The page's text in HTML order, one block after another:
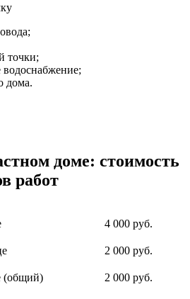
точки;
водоснабжение;
дома.
доме: стоимость
работ
4 000 руб.
2 000 руб.
(общий) 2 000 руб.